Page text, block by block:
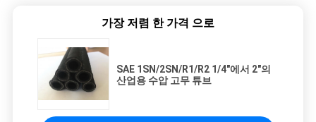
가장 저렴 한 가격 으로
SAE 1SN/2SN/R1/R2 1/4"에서 2"의
산업용 수압 고무 튜브